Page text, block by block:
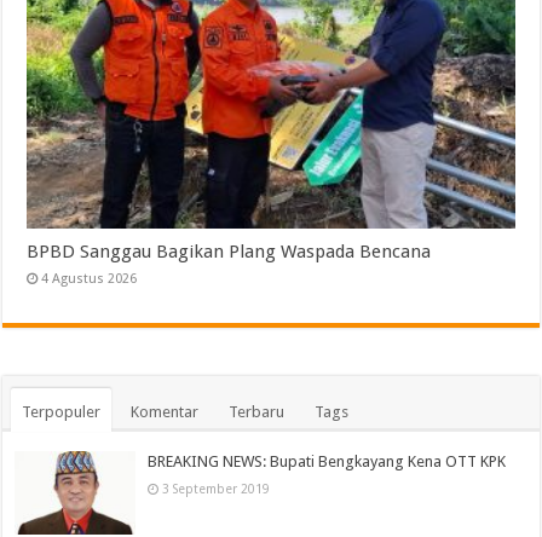
BPBD Sanggau Bagikan Plang Waspada Bencana
4 Agustus 2026
Terpopuler Komentar Terbaru Tags
BREAKING NEWS: Bupati Bengkayang Kena OTT KPK
3 September 2019